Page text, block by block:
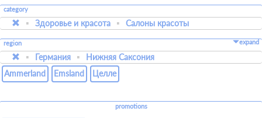
category
Здоровье и красота Салоны красоты
region expand
Германия
Нижняя Саксония
Ammerland
Emsland Целле
promotions